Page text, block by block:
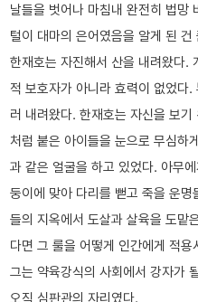
날들을 벗어나 마침내 완전히 법망
털이 대마의 은어였음을 알게 된
한재호는 자진해서 산을 내려왔다.
적 보호자가 아니라 효력이 없었다
러 내려왔다. 한재호는 자신을 보
처럼 붙은 아이들을 눈으로 무심하
과 같은 얼굴을 하고 있었다. 아무
둥이에 맞아 다리를 뻗고 죽을 운
들의 지옥에서 도살과 살육을 도맡
다면 그 룰을 어떻게 인간에게 적
그는 약육강식의 사회에서 강자가
오직 심판관의 자리였다.